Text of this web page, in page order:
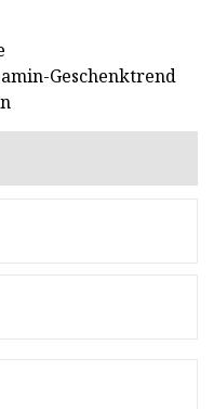
Geschenktrend